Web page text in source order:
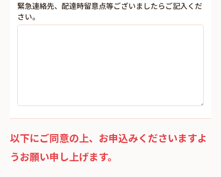
緊急連絡先、配達時留意点等ございましたらご記入くだ
さい。
以下にご同意の上、お申込みくださいますよ
うお願い申し上げます。